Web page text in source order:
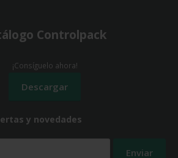
y novedades
Controlpack
¡Consíguelo ahora!